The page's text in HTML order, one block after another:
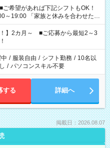
みを合わせた
備がしたい」 「できれば残業はし
ださいね。 ※Wワーク希望
する勤務時間と、もう1つのお仕事
を超える場合は応募できません。
！】2カ月～ ■ご応募から最短2～3
/ 服装自由 / シフト勤務 / 10名以
/ パソコンスキル不要
する 詳細へ
掲載日：2026.08.07